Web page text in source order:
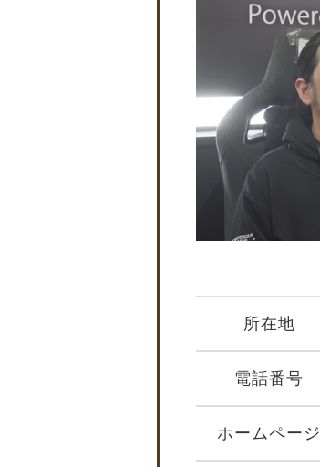
所在地
電話番号
ホームページ